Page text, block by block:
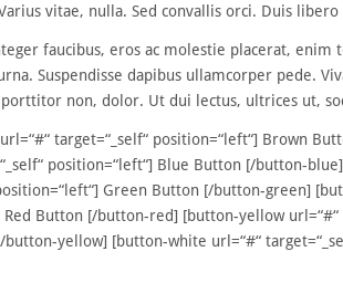
vitae, nulla. Sed convallis orci. Duis
faucibus, eros ac molestie placerat, enim
Suspendisse dapibus ullamcorper pede.
non, dolor. Ut dui lectus, ultrices ut,
target=“_self“ position=“left“] Brown
position=“left“] Blue Button [/button-
Green Button [/button-green]
Red Button [/button-red] [button-yellow url=“#“
yellow] [button-white url=“#“